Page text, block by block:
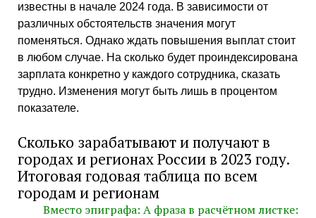
известны в начале 2024 года. В зависимости от
различных обстоятельств значения могут
поменяться. Однако ждать повышения выплат стоит
в любом случае. На сколько будет проиндексирована
зарплата конкретно у каждого сотрудника, сказать
трудно. Изменения могут быть лишь в процентом
показателе.
Сколько зарабатывают и получают в
городах и регионах России в 2023 году.
Итоговая годовая таблица по всем
городам и регионам
Вместо эпиграфа: А фраза в расчётном листке: